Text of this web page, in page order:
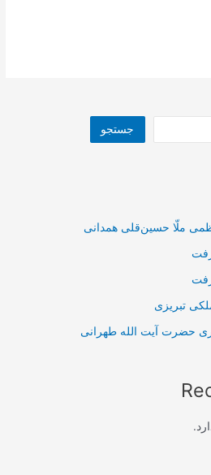
جستجو
ملّا حسین‌قلی همدانی
تبریزی
حضرت آیت الله طهرانی